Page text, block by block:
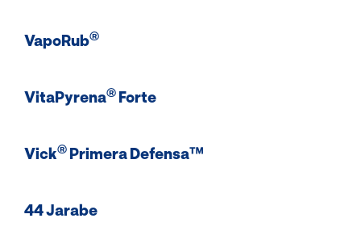
VapoRub®
VitaPyrena® Forte
Vick® Primera Defensa™
44 Jarabe